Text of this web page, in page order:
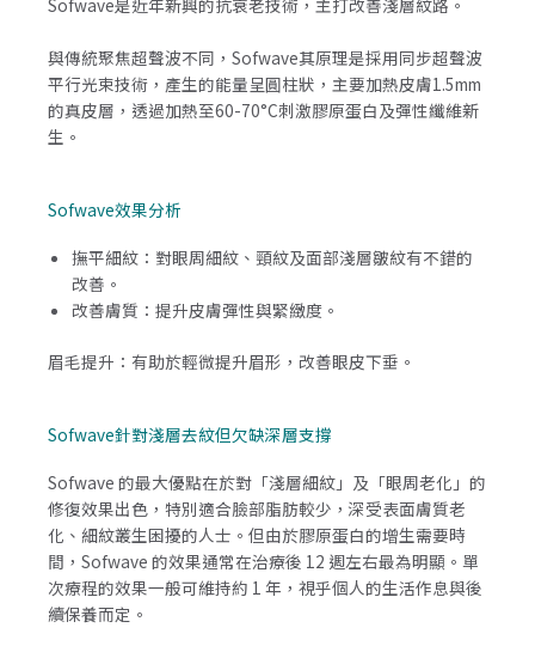
Sofwave是近年新興的抗衰老技術，主打改善淺層紋路。
與傳統聚焦超聲波不同，Sofwave其原理是採用同步超聲波
平行光束技術，產生的能量呈圓柱狀，主要加熱皮膚1.5mm
的真皮層，透過加熱至60-70°C刺激膠原蛋白及彈性纖維新
生。
Sofwave效果分析
撫平細紋：對眼周細紋、頸紋及面部淺層皺紋有不錯的
改善。
改善膚質：提升皮膚彈性與緊緻度。
眉毛提升：有助於輕微提升眉形，改善眼皮下垂。
Sofwave針對淺層去紋但欠缺深層支撐
Sofwave 的最大優點在於對「淺層細紋」及「眼周老化」的
修復效果出色，特別適合臉部脂肪較少，深受表面膚質老
化、細紋叢生困擾的人士。但由於膠原蛋白的增生需要時
間，Sofwave 的效果通常在治療後 12 週左右最為明顯。單
次療程的效果一般可維持約 1 年，視乎個人的生活作息與後
續保養而定。